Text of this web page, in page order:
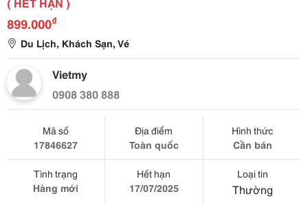
899.000₫
Du Lịch, Khách Sạn, Vé
Vietmy
0908 380 888
Mã số
17846627
Địa điểm
Toàn quốc
Hình thức
Cần bán
Tình trạng
Hàng mới
Hết hạn
17/07/2025
Loại tin
Thường